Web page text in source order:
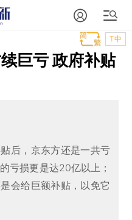
T中
巨亏 政府补贴
后，京东方还是一共亏
亏损更是达20亿以上；
会给巨额补贴，以免它